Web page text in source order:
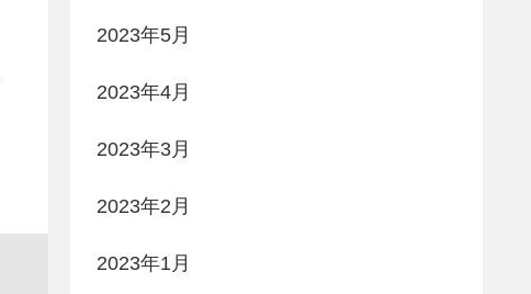
2023年5月
2023年4月
2023年3月
2023年2月
2023年1月